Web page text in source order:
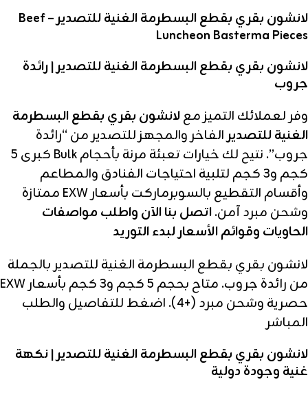
لانشون بقري بقطع البسطرمة الغنية للتصدير – Beef
Luncheon Basterma Pieces
لانشون بقري بقطع البسطرمة الغنية للتصدير| رائدة
جروب
وفر لعملائك التميز معلانشون بقري بقطع البسطرمة
الغنية للتصديرالفاخر والمجهز للتصدير من “رائدة
جروب”. نتيح لك خيارات تعبئة مرنة بأحجام Bulk كبرى 5
كجم و3 كجم لتلبية احتياجات الفنادق والمطاعم
وأقسام التقطيع بالسوبرماركت بأسعار EXW ممتازة
وشحن مبرد آمن.اتصل بنا الآن واطلب مواصفات
الحاويات وقوائم الأسعار لبدء التوريد
لانشون بقري بقطع البسطرمة الغنية للتصدير بالجملة
من رائدة جروب. متاح بحجم 5 كجم و3 كجم بأسعار EXW
حصرية وشحن مبرد (+4). اضغط للتفاصيل والطلب
المباشر
لانشون بقري بقطع البسطرمة الغنية للتصدير | نكهة
غنية وجودة دولية